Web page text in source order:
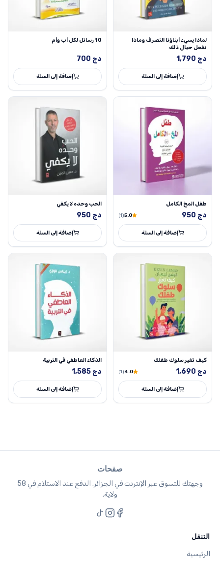
لماذا يسيء أبناؤنا التصرف وماذا
نفعل حيال ذلك
1,790 دج
إضافة إلى السلة
10 رسائل لكل أب وأم
700 دج
إضافة إلى السلة
طفل المخ الكامل
950 دج 5.0
(1)
إضافة إلى السلة
الحب وحده لا يكفي
950 دج
إضافة إلى السلة
كيف تغير سلوك طفلك
1,690 دج 4.0
(1)
إضافة إلى السلة
الذكاء العاطفي في التربية
1,585 دج
إضافة إلى السلة
صفحات
وجهتك للتسوق عبر الإنترنت في الجزائر. الدفع عند الاستلام في 58
ولاية.
التنقل
الرئيسية